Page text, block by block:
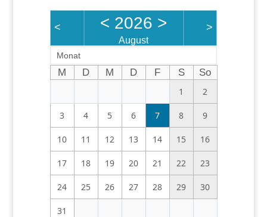
< < 2026 >
August
>
Monat
M D M D F S
So
1
2
3 4 5 6 7 8 9
10 11 12 13 14 15 16
17 18 19 20 21 22 23
24 25 26 27 28 29 30
31